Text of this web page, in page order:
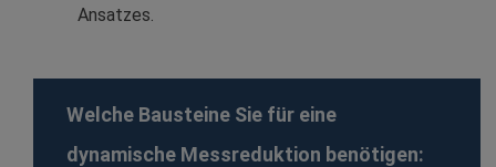
Ansatzes.
Welche Bausteine Sie für eine
dynamische Messreduktion benötigen: